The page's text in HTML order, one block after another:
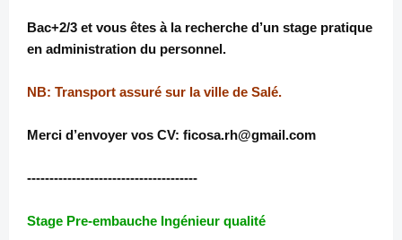
Bac+2/3 et vous êtes à la recherche d’un stage pratique
en administration du personnel.
NB: Transport assuré sur la ville de Salé.
Merci d’envoyer vos CV: ficosa.rh@gmail.com
--------------------------------------
Stage Pre-embauche Ingénieur qualité